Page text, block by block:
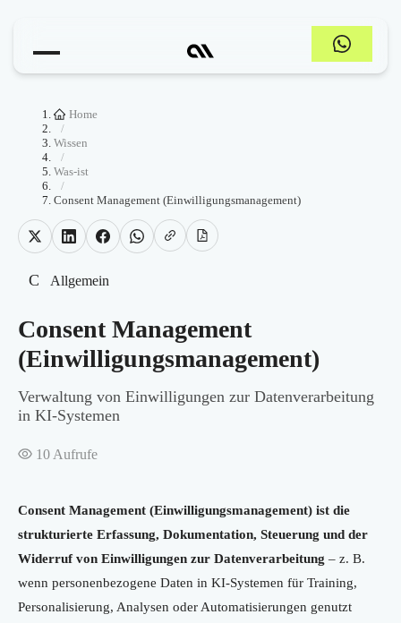
Home
/
Wissen
/
Was-ist
/
Consent Management (Einwilligungsmanagement)
C Allgemein
Consent Management
(Einwilligungsmanagement)
Verwaltung von Einwilligungen zur Datenverarbeitung
in KI-Systemen
10 Aufrufe
Consent Management (Einwilligungsmanagement) ist die
strukturierte Erfassung, Dokumentation, Steuerung und der
Widerruf von Einwilligungen zur Datenverarbeitung – z. B.
wenn personenbezogene Daten in KI-Systemen für Training,
Personalisierung, Analysen oder Automatisierungen genutzt